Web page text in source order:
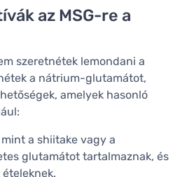
az MSG-re a
szeretnétek lemondani a
a nátrium-glutamátot,
amelyek hasonló
mint a shiitake vagy a
glutamátot tartalmaznak, és